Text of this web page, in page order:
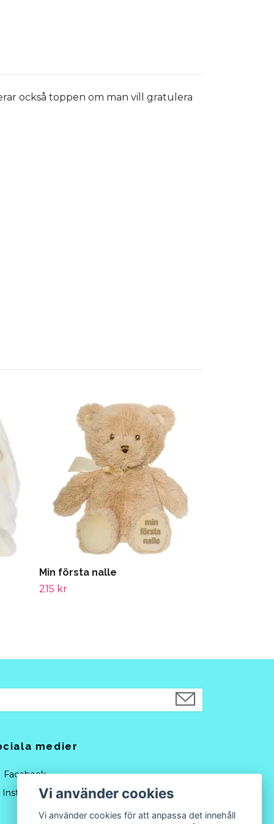
också toppen om man vill gratulera
Min första nalle
215 kr
medier
Facebook
InstagramVi använder cookies
Vi använder cookies för att anpassa det innehåll